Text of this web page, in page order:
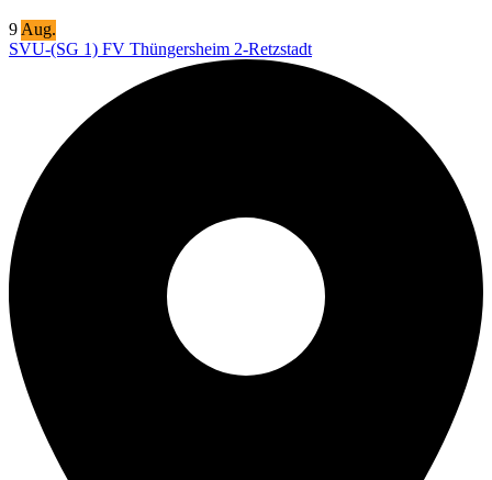
9Aug.
SVU-(SG 1) FV Thüngersheim 2-Retzstadt